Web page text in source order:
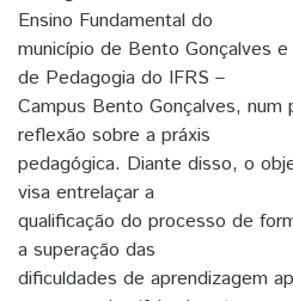
Ensino Fundamental do
município de Bento Gonçalves
de Pedagogia do IFRS –
Campus Bento Gonçalves,
reflexão sobre a práxis
pedagógica. Diante disso, o
visa entrelaçar a
qualificação do processo de
a superação das
dificuldades de aprendizagem